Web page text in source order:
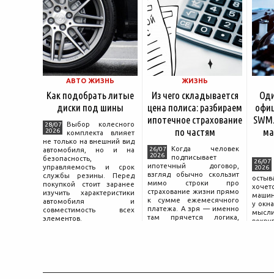
АВТО ЖИЗНЬ
Как подобрать литые
диски под шины
28/07
2026
Выбор колесного
комплекта влияет
не только на внешний вид
автомобиля, но и на
безопасность,
управляемость и срок
службы резины. Перед
покупкой стоит заранее
изучить характеристики
автомобиля и
совместимость всех
элементов.
ЖИЗНЬ
Из чего складывается
цена полиса: разбираем
ипотечное страхование
по частям
26/07
2026
Когда человек
подписывает
ипотечный договор,
взгляд обычно скользит
мимо строки про
страхование жизни прямо
к сумме ежемесячного
платежа. А зря — именно
там прячется логика,
26/07
2026
у
мысли